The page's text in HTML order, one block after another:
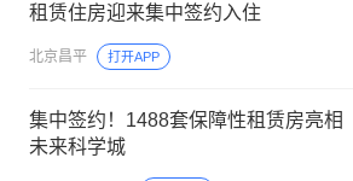
租赁住房迎来集中签约入住
北京昌平 打开APP
集中签约！1488套保障性租赁房亮相
未来科学城